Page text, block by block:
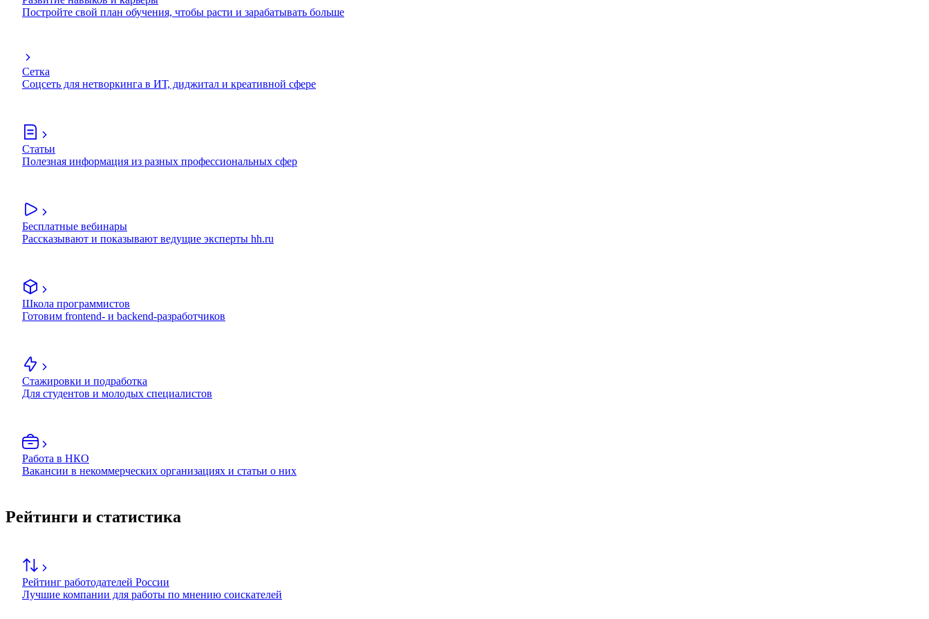
Постройте свой план обучения, чтобы расти и зарабатывать больше
Сетка
Соцсеть для нетворкинга в ИТ, диджитал и креативной сфере
Статьи
Полезная информация из разных профессиональных сфер
Бесплатные вебинары
Рассказывают и показывают ведущие эксперты hh.ru
Школа программистов
Готовим frontend- и backend-разработчиков
Стажировки и подработка
Для студентов и молодых специалистов
Работа в НКО
Вакансии в некоммерческих организациях и статьи о них
Рейтинги и статистика
Рейтинг работодателей России
Лучшие компании для работы по мнению соискателей